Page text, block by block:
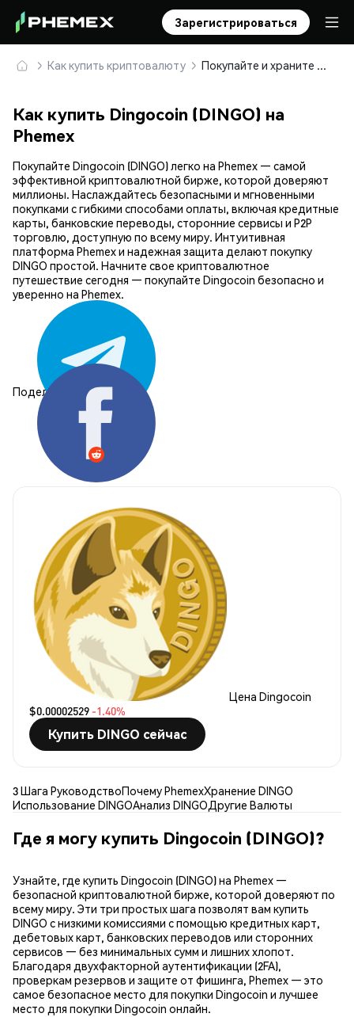
Зарегистрироваться
Как купить криптовалюту Покупайте и храните Dingocoin (DINGO) безопасно
Как купить Dingocoin (DINGO) на
Phemex
Покупайте Dingocoin (DINGO) легко на Phemex — самой
эффективной криптовалютной бирже, которой доверяют
миллионы. Наслаждайтесь безопасными и мгновенными
покупками с гибкими способами оплаты, включая кредитные
карты, банковские переводы, сторонние сервисы и P2P
торговлю, доступную по всему миру. Интуитивная
платформа Phemex и надежная защита делают покупку
DINGO простой. Начните свое криптовалютное
путешествие сегодня — покупайте Dingocoin безопасно и
уверенно на Phemex.
Поделиться:
Цена Dingocoin
$0.00002529 -1.40%
Купить DINGO сейчас
3 Шага РуководствоПочему PhemexХранение DINGO
Использование DINGOАнализ DINGOДругие Валюты
Где я могу купить Dingocoin (DINGO)?
Узнайте, где купить Dingocoin (DINGO) на Phemex —
безопасной криптовалютной бирже, которой доверяют по
всему миру. Эти три простых шага позволят вам купить
DINGO с низкими комиссиями с помощью кредитных карт,
дебетовых карт, банковских переводов или сторонних
сервисов — без минимальных сумм и лишних хлопот.
Благодаря двухфакторной аутентификации (2FA),
проверкам резервов и защите от фишинга, Phemex — это
самое безопасное место для покупки Dingocoin и лучшее
место для покупки Dingocoin онлайн.